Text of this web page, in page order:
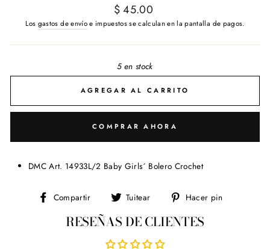
Precio
habitual
$ 45.00
Los gastos de envíoe impuestos se calculan en la pantalla de pagos.
5 en stock
AGREGAR AL CARRITO
COMPRAR AHORA
DMC Art. 14933L/2 Baby Girls´ Bolero Crochet
Compartir
Compartir
Facebook
Tuitear
Tuitear
Twitter
Hacer pin
RESEÑAS DE CLIENTES